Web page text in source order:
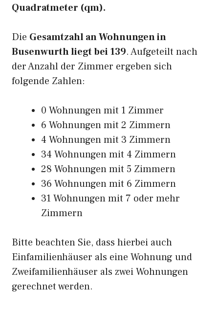
Quadratmeter (qm).
Die Gesamtzahl an Wohnungen in
Busenwurth liegt bei 139. Aufgeteilt nach
der Anzahl der Zimmer ergeben sich
folgende Zahlen:
0 Wohnungen mit 1 Zimmer
6 Wohnungen mit 2 Zimmern
4 Wohnungen mit 3 Zimmern
34 Wohnungen mit 4 Zimmern
28 Wohnungen mit 5 Zimmern
36 Wohnungen mit 6 Zimmern
31 Wohnungen mit 7 oder mehr
Zimmern
Bitte beachten Sie, dass hierbei auch
Einfamilienhäuser als eine Wohnung und
Zweifamilienhäuser als zwei Wohnungen
gerechnet werden.